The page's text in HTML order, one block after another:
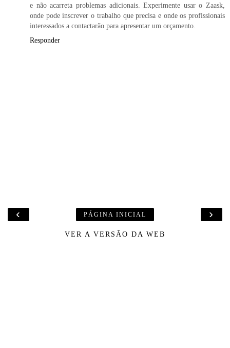
e não acarreta problemas adicionais. Experimente usar o Zaask,
onde pode inscrever o trabalho que precisa e onde os profissionais
interessados a contactarão para apresentar um orçamento.
Responder
‹ ›
PÁGINA INICIAL
VER A VERSÃO DA WEB